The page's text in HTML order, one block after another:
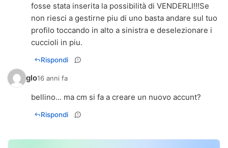
fosse stata inserita la possibilità di VENDERLI!!!Se
non riesci a gestirne piu di uno basta andare sul tuo
profilo toccando in alto a sinistra e deselezionare i
cuccioli in piu.
Rispondi
glo16 anni fa
bellino... ma cm si fa a creare un nuovo accunt?
Rispondi